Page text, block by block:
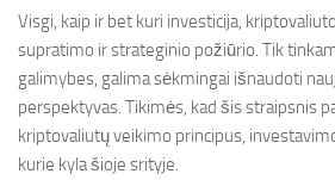
Visgi, kaip ir bet kuri investicija,
supratimo ir strateginio požiūrio. Tik
galimybes, galima sėkmingai išnaudoti
perspektyvas. Tikimės, kad šis straipsnis
kriptovaliutų veikimo principus,
kurie kyla šioje srityje.